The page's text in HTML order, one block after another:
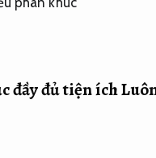
đầy đủ tiện ích